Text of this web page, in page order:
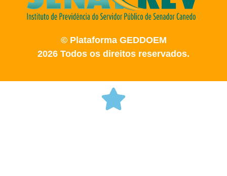
© Plataforma GEDDOEM
2026 Todos os direitos reservados.